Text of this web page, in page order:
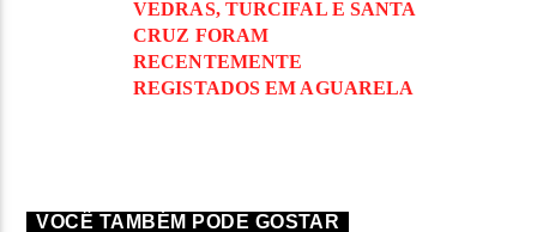
VEDRAS, TURCIFAL E SANTA
CRUZ FORAM
RECENTEMENTE
REGISTADOS EM AGUARELA
VOCÊ TAMBÉM PODE GOSTAR